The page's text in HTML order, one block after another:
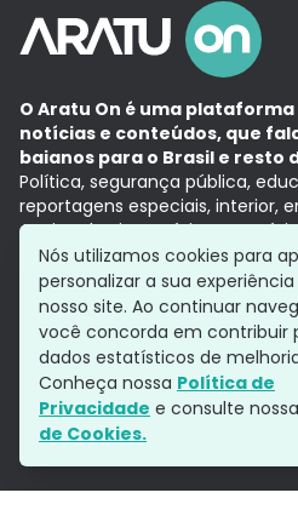
O Aratu On é uma
notícias e conteúdos, que
baianos para o Brasil e resto
Política, segurança pública,
reportagens especiais, interior,
Aqui, tudo vira notícia e a
com a credibilidade do Grupo
Grupo Aratu
Política de
Siga-nos
Nós utilizamos cookies para
personalizar a sua
nosso site. Ao continuar
você concorda em contribuir
dados estatísticos de
Conheça nossa Política de
Privacidade e consulte nossa
de Cookies.